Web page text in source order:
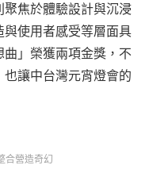
焦於體驗設計與沉浸
使用者感受等層面具
」榮獲兩項金獎，不
讓中台灣元宵燈會的
合營造奇幻